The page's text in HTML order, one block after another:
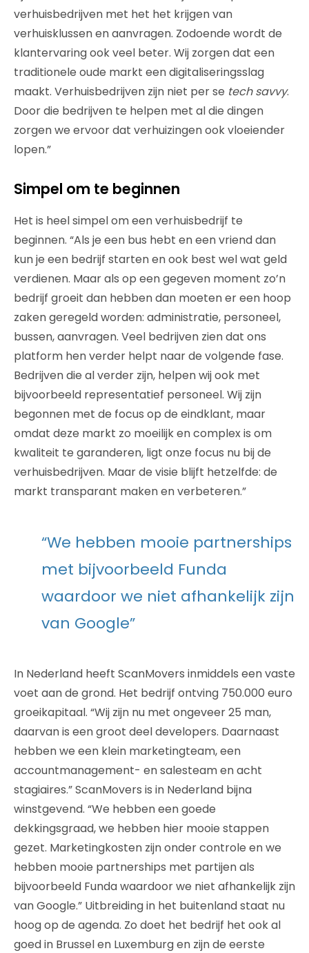
verhuisbedrijven met het het krijgen van
verhuisklussen en aanvragen. Zodoende wordt de
klantervaring ook veel beter. Wij zorgen dat een
traditionele oude markt een digitaliseringsslag
maakt. Verhuisbedrijven zijn niet per se tech savvy.
Door die bedrijven te helpen met al die dingen
zorgen we ervoor dat verhuizingen ook vloeiender
lopen.”
Simpel om te beginnen
Het is heel simpel om een verhuisbedrijf te
beginnen. “Als je een bus hebt en een vriend dan
kun je een bedrijf starten en ook best wel wat geld
verdienen. Maar als op een gegeven moment zo’n
bedrijf groeit dan hebben dan moeten er een hoop
zaken geregeld worden: administratie, personeel,
bussen, aanvragen. Veel bedrijven zien dat ons
platform hen verder helpt naar de volgende fase.
Bedrijven die al verder zijn, helpen wij ook met
bijvoorbeeld representatief personeel. Wij zijn
begonnen met de focus op de eindklant, maar
omdat deze markt zo moeilijk en complex is om
kwaliteit te garanderen, ligt onze focus nu bij de
verhuisbedrijven. Maar de visie blijft hetzelfde: de
markt transparant maken en verbeteren.”
“We hebben mooie partnerships
met bijvoorbeeld Funda
waardoor we niet afhankelijk zijn
van Google”
In Nederland heeft ScanMovers inmiddels een vaste
voet aan de grond. Het bedrijf ontving 750.000 euro
groeikapitaal. “Wij zijn nu met ongeveer 25 man,
daarvan is een groot deel developers. Daarnaast
hebben we een klein marketingteam, een
accountmanagement- en salesteam en acht
stagiaires.” ScanMovers is in Nederland bijna
winstgevend. “We hebben een goede
dekkingsgraad, we hebben hier mooie stappen
gezet. Marketingkosten zijn onder controle en we
hebben mooie partnerships met partijen als
bijvoorbeeld Funda waardoor we niet afhankelijk zijn
van Google.” Uitbreiding in het buitenland staat nu
hoog op de agenda. Zo doet het bedrijf het ook al
goed in Brussel en Luxemburg en zijn de eerste